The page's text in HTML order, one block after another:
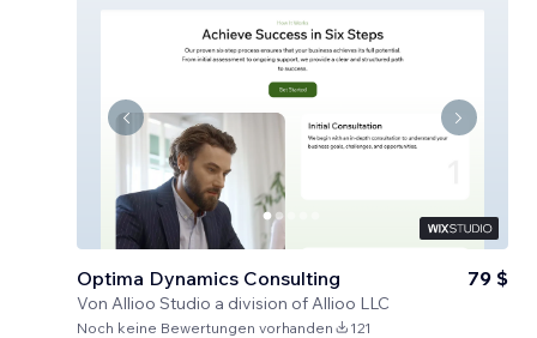
Optima Dynamics Consulting
Von Allioo Studio a division of Allioo LLC
79 $
Noch keine Bewertungen vorhanden 121